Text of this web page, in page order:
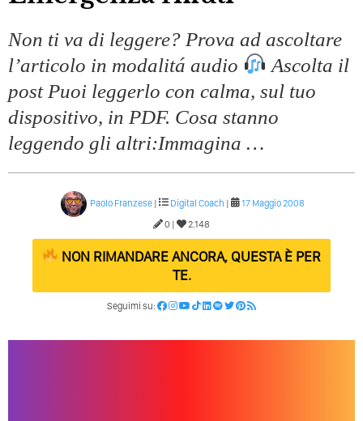
Non ti va di leggere? Prova ad ascoltare
l’articolo in modalitá audio
Ascolta il
post Puoi leggerlo con calma, sul tuo
dispositivo, in PDF. Cosa stanno
leggendo gli altri:Immagina …
Paolo Franzese| Digital Coach |
17 Maggio 2008
0 |
2.148
NON RIMANDARE ANCORA, QUESTA È PER
TE.
Seguimi su: